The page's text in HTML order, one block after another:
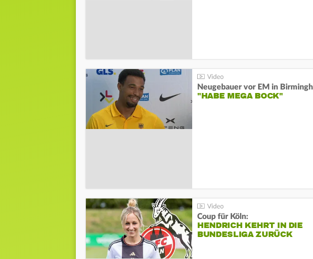
"HABE MEGA BOCK"
Coup für Köln:
HENDRICH KEHRT IN DIE
BUNDESLIGA ZURÜCK